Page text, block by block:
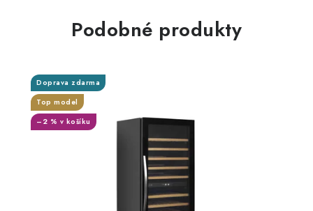
Podobné produkty
Doprava zdarma
Top model
–2 % v košíku